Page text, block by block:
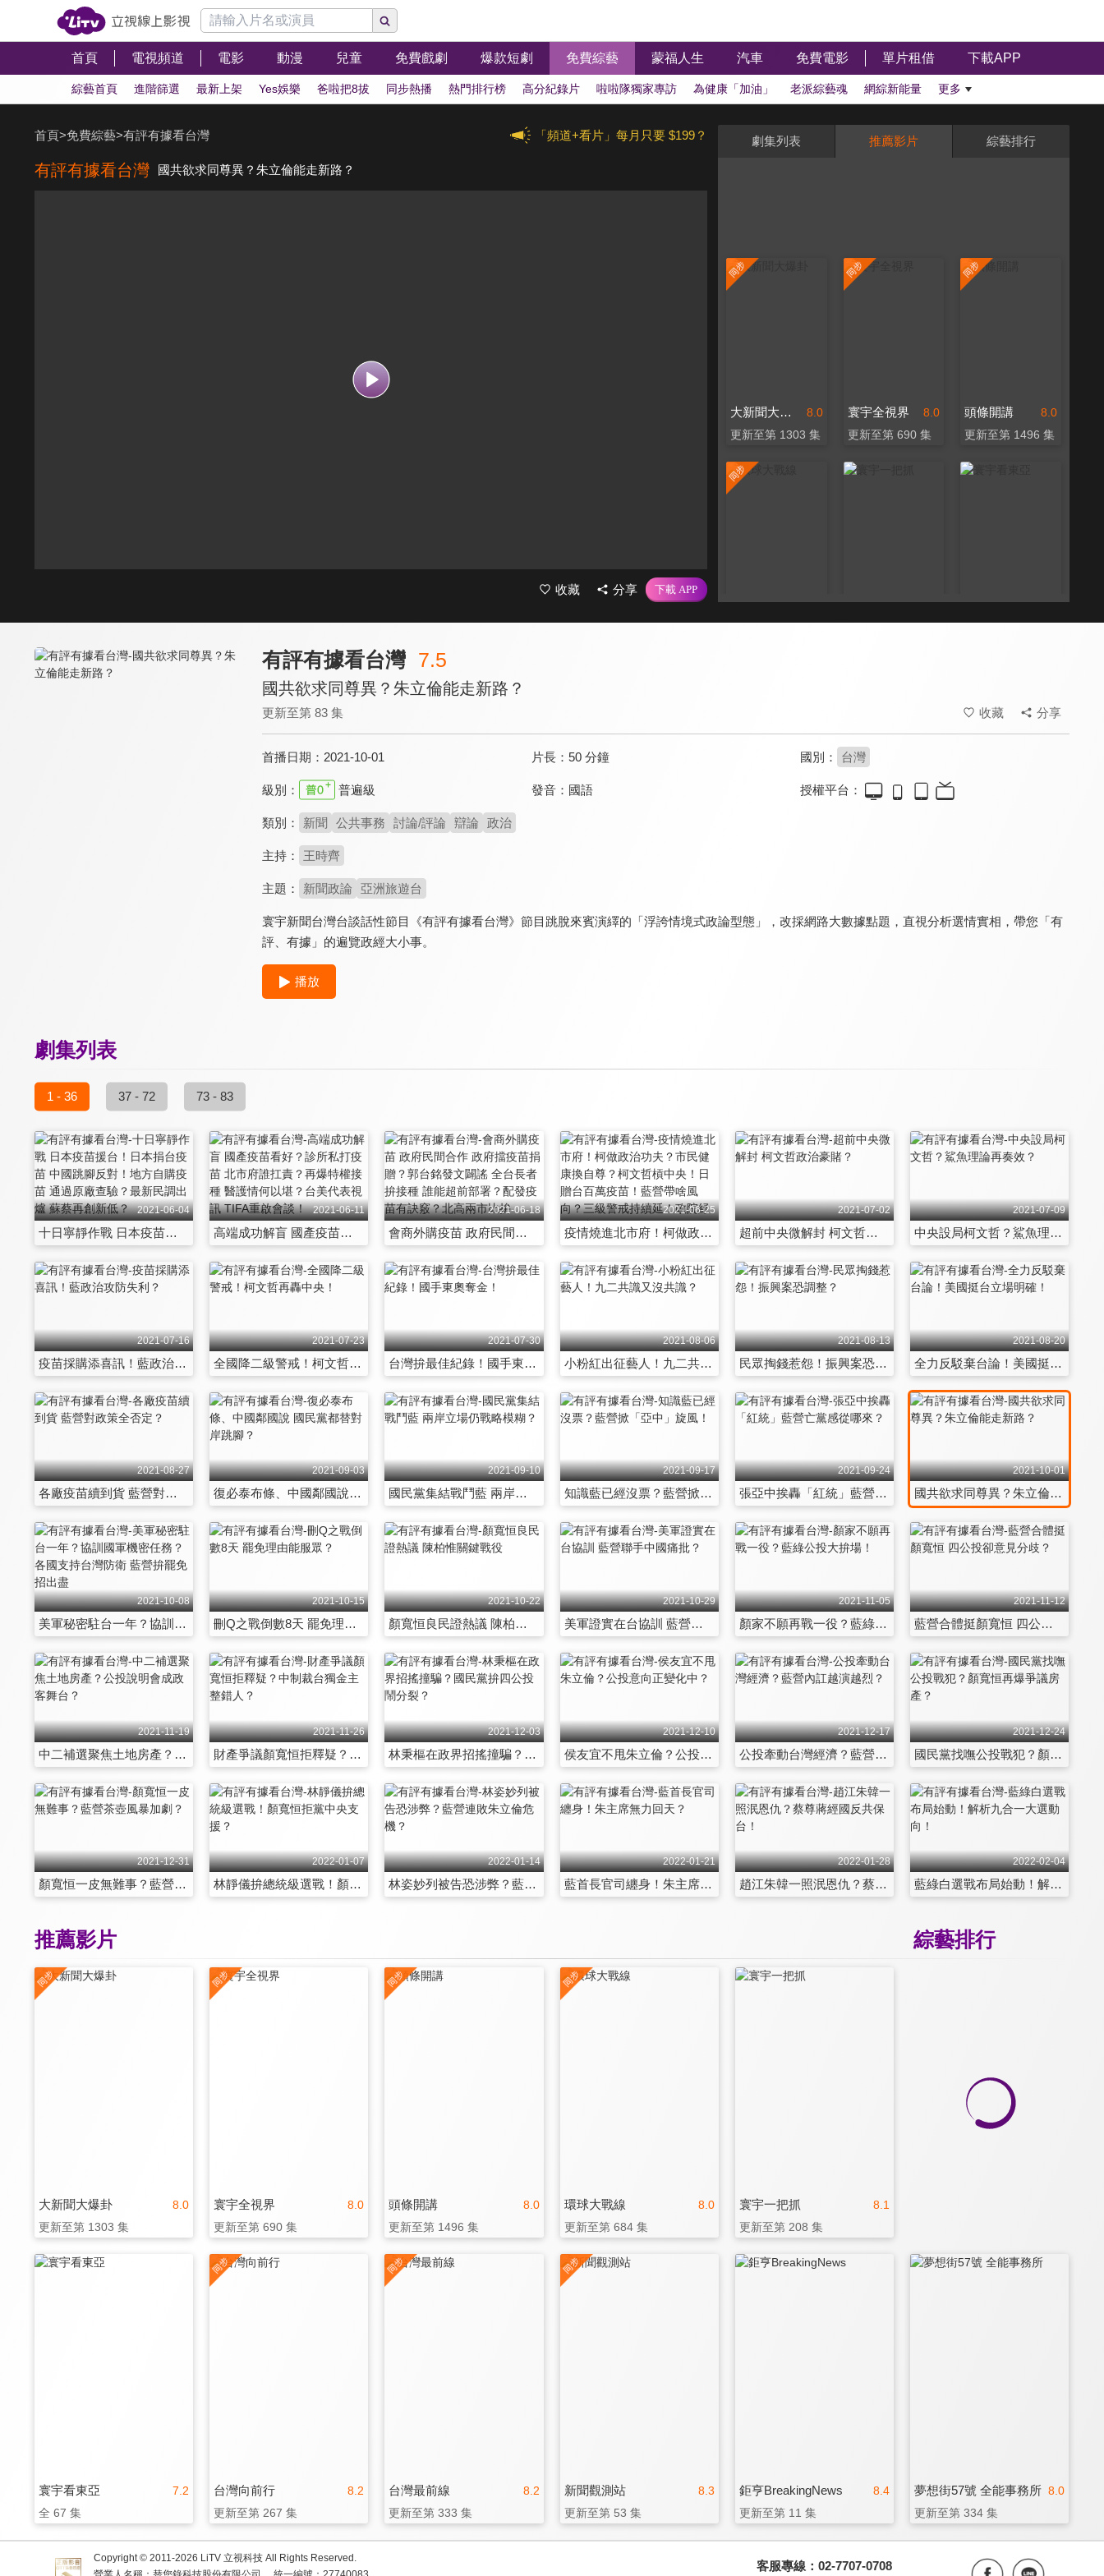
首頁 電視頻道 電影 動漫 兒童 免費戲劇 爆款短劇 免費綜藝 蒙福人生 汽車 免費電影 單片租借 下載APP
綜藝首頁 進階篩選 最新上架 Yes娛樂 爸啦把8拔 同步熱播 熱門排行榜 高分紀錄片 啦啦隊獨家專訪 為健康「加油」 老派綜藝魂 網綜新能量 更多
「頻道+看片」每月只要 $199？
首頁>免費綜藝>有評有據看台灣
有評有據看台灣 國共欲求同尊異？朱立倫能走新路？
收藏 分享
劇集列表 推薦影片 綜藝排行
8.0
大新聞大爆卦
更新至第 1303 集
8.0
寰宇全視界
更新至第 690 集
8.0
頭條開講
更新至第 1496 集
有評有據看台灣 7.5
國共欲求同尊異？朱立倫能走新路？
更新至第 83 集 收藏 分享
首播日期： 2021-10-01 片長： 50 分鐘 國別： 台灣
級別： 普遍級 發音： 國語 授權平台：
類別： 新聞 公共事務 討論/評論 辯論 政治
主持： 王時齊
主題： 新聞政論 亞洲旅遊台
寰宇新聞台灣台談話性節目《有評有據看台灣》節目跳脫來賓演繹的「浮誇情境式政論型態」，改採網路大數據點題，直視分析選情實相，帶您「有
評、有據」的遍覽政經大小事。
播放
劇集列表
1 - 36 37 - 72 73 - 83
2021-06-04
十日寧靜作戰 日本疫苗援台！日本捐台疫苗 中國跳腳反對！地方自購疫苗 通過原廠查驗？最新民調出爐 蘇蔡再創新低？
2021-06-11
高端成功解盲 國產疫苗看好？診所私打疫苗 北市府誰扛責？再爆特權接種 醫護情何以堪？台美代表視訊 TIFA重啟會談！
2021-06-18
會商外購疫苗 政府民間合作 政府擋疫苗捐贈？郭台銘發文闢謠 全台長者拚接種 誰能超前部署？配發疫苗有訣竅？北高兩市比拚
2021-06-25
疫情燒進北市府！柯做政治功夫？市民健康換自尊？柯文哲槓中央！日贈台百萬疫苗！藍營帶啥風向？三級警戒持續延！政院紓困有方？
2021-07-02
超前中央微解封 柯文哲政治豪賭？
2021-07-09
中央設局柯文哲？鯊魚理論再奏效？
2021-07-16
疫苗採購添喜訊！藍政治攻防失利？
2021-07-23
全國降二級警戒！柯文哲再轟中央！
2021-07-30
台灣拚最佳紀錄！國手東奧奪金！
2021-08-06
小粉紅出征藝人！九二共識又沒共識？
2021-08-13
民眾掏錢惹怨！振興案恐調整？
2021-08-20
全力反駁棄台論！美國挺台立場明確！
2021-08-27
各廠疫苗續到貨 藍營對政策全否定？
2021-09-03
復必泰布條、中國鄰國說 國民黨都替對岸跳腳？
2021-09-10
國民黨集結戰鬥藍 兩岸立場仍戰略模糊？
2021-09-17
知識藍已經沒票？藍營掀「亞中」旋風！
2021-09-24
張亞中挨轟「紅統」藍營亡黨感從哪來？
2021-10-01
國共欲求同尊異？朱立倫能走新路？
2021-10-08
美軍秘密駐台一年？協訓國軍機密任務？各國支持台灣防衛 藍營拚罷免招出盡
2021-10-15
刪Q之戰倒數8天 罷免理由能服眾？
2021-10-22
顏寬恒良民證熱議 陳柏惟關鍵戰役
2021-10-29
美軍證實在台協訓 藍營聯手中國痛批？
2021-11-05
顏家不願再戰一役？藍綠公投大拚場！
2021-11-12
藍營合體挺顏寬恒 四公投卻意見分歧？
2021-11-19
中二補選聚焦土地房產？公投說明會成政客舞台？
2021-11-26
財產爭議顏寬恒拒釋疑？中制裁台獨金主整錯人？
2021-12-03
林秉樞在政界招搖撞騙？國民黨拚四公投鬧分裂？
2021-12-10
侯友宜不甩朱立倫？公投意向正變化中？
2021-12-17
公投牽動台灣經濟？藍營內訌越演越烈？
2021-12-24
國民黨找嘸公投戰犯？顏寬恒再爆爭議房產？
2021-12-31
顏寬恒一皮無難事？藍營茶壺風暴加劇？
2022-01-07
林靜儀拚總統級選戰！顏寬恒拒黨中央支援？
2022-01-14
林姿妙列被告恐涉弊？藍營連敗朱立倫危機？
2022-01-21
藍首長官司纏身！朱主席無力回天？
2022-01-28
趙江朱韓一照泯恩仇？蔡尊蔣經國反共保台！
2022-02-04
藍綠白選戰布局始動！解析九合一大選動向！
綜藝排行
推薦影片
8.0
大新聞大爆卦
更新至第 1303 集
8.0
寰宇全視界
更新至第 690 集
8.0
頭條開講
更新至第 1496 集
8.0
環球大戰線
更新至第 684 集
8.1
寰宇一把抓
更新至第 208 集
7.2
寰宇看東亞
全 67 集
8.2
台灣向前行
更新至第 267 集
8.2
台灣最前線
更新至第 333 集
8.3
新聞觀測站
更新至第 53 集
8.4
鉅亨BreakingNews
更新至第 11 集
8.0
夢想街57號 全能事務所
更新至第 334 集
Copyright © 2011-2026 LiTV 立視科技 All Rights Reserved.
客服專線：02-7707-0708